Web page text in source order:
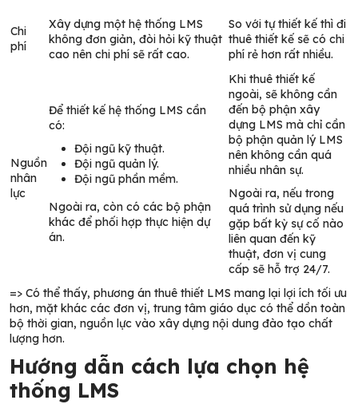
Chi
phí
Xây dựng một hệ thống LMS
không đơn giản, đòi hỏi kỹ thuật
cao nên chi phí sẽ rất cao.
So với tự thiết kế thì đi
thuê thiết kế sẽ có chi
phí rẻ hơn rất nhiều.
Nguồn
nhân
lực
Để thiết kế hệ thống LMS cần
có:
Đội ngũ kỹ thuật.
Đội ngũ quản lý.
Đội ngũ phần mềm.
Ngoài ra, còn có các bộ phận
khác để phối hợp thực hiện dự
án.
Khi thuê thiết kế
ngoài, sẽ không cần
đến bộ phận xây
dựng LMS mà chỉ cần
bộ phận quản lý LMS
nên không cần quá
nhiều nhân sự.
Ngoài ra, nếu trong
quá trình sử dụng nếu
gặp bất kỳ sự cố nào
liên quan đến kỹ
thuật, đơn vị cung
cấp sẽ hỗ trợ 24/7.
=> Có thể thấy, phương án thuê thiết LMS mang lại lợi ích tối ưu
hơn, mặt khác các đơn vị, trung tâm giáo dục có thể dồn toàn
bộ thời gian, nguồn lực vào xây dựng nội dung đào tạo chất
lượng hơn.
Hướng dẫn cách lựa chọn hệ
thống LMS